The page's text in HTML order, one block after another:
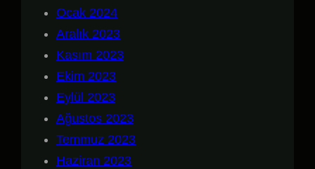
Ocak 2024
Aralık 2023
Kasım 2023
Ekim 2023
Eylül 2023
Ağustos 2023
Temmuz 2023
Haziran 2023